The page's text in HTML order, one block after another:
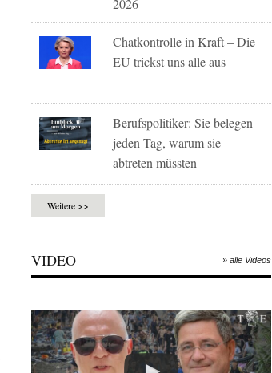
2026
Chatkontrolle in Kraft – Die
EU trickst uns alle aus
Berufspolitiker: Sie belegen
jeden Tag, warum sie
abtreten müssten
Weitere >>
VIDEO » alle Videos